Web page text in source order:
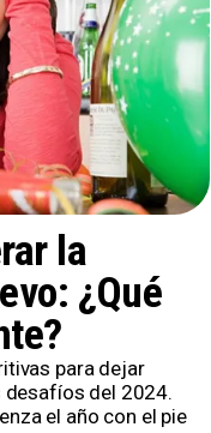
la
¿Qué
para dejar
desafíos del 2024.
el año con el pie